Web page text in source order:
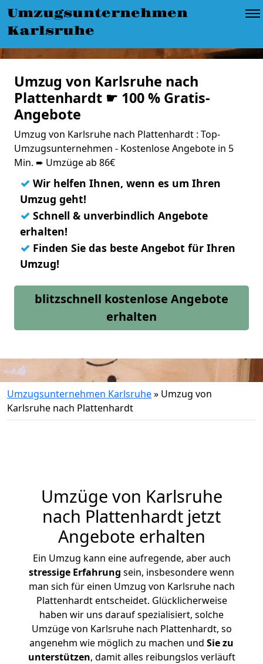
Umzugsunternehmen
Karlsruhe
Umzug von Karlsruhe nach
Plattenhardt ☛ 100 % Gratis-
Angebote
Umzug von Karlsruhe nach Plattenhardt : Top-
Umzugsunternehmen - Kostenlose Angebote in 5
Min. ➨ Umzüge ab 86€
✓ Wir helfen Ihnen, wenn es um Ihren
Umzug geht!
✓ Schnell & unverbindlich Angebote
erhalten!
✓ Finden Sie das beste Angebot für Ihren
Umzug!
blitzschnell kostenlose Angebote
erhalten
Umzugsunternehmen Karlsruhe» Umzug von
Karlsruhe nach Plattenhardt
Umzüge von Karlsruhe
nach Plattenhardt jetzt
Angebote erhalten
Ein Umzug kann eine aufregende, aber auch
stressige Erfahrung sein, insbesondere wenn
man sich für einen Umzug von Karlsruhe nach
Plattenhardt entscheidet. Glücklicherweise
haben wir uns darauf spezialisiert, solche
Umzüge von Karlsruhe nach Plattenhardt, so
angenehm wie möglich zu machen und Sie zu
unterstützen, damit alles reibungslos verläuft